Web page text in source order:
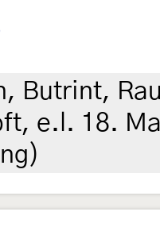
Butrint,
e.l. 18.